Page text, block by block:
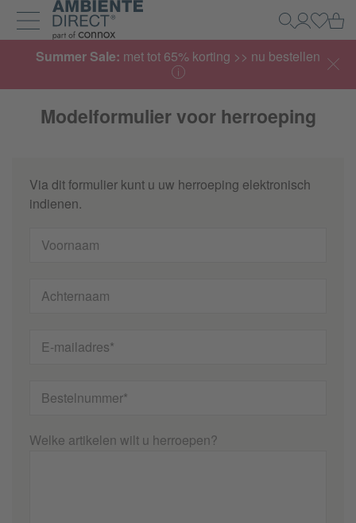
Home
Navigatie uit- en inklappen
Zoeken
Mijn
Summer Sale: met tot 65% korting >> nu bestellen
Modelformulier voor herroeping
Via dit formulier kunt u uw herroeping elektronisch
indienen.
Voornaam
Achternaam
E-mailadres*
Bestelnummer*
Welke artikelen wilt u herroepen?